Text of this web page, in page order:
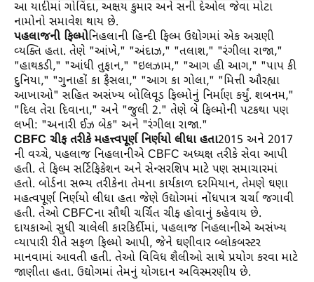
આ યાદીમાં ગોવિંદા, અક્ષય કુમાર અને સની દેઓલ જેવા મોટા
નામોનો સમાવેશ થાય છે.
પહલાજની ફિલ્મોનિહલાની હિન્દી ફિલ્મ ઉદ્યોગમાં એક અગ્રણી
વ્યક્તિ હતા. તેણે "આંખે," "અંદાઝ," "તલાશ," "રંગીલા રાજા,"
"હાથકડી," "આંધી તુફાન," "ઇલઝામ," "આગ હી આગ," "પાપ કી
દુનિયા," "ગુનાહોં કા ફૈસલા," "આગ કા ગોલા," "મિત્તી ઔરહ્યા
આખાઓ" સહિત અસંખ્ય બોલિવૂડ ફિલ્મોનું નિર્માણ કર્યું. શબનમ,"
"દિલ તેરા દિવાના," અને "જુલી 2." તેણે બે ફિલ્મોની પટકથા પણ
લખી: "અનારી ઈઝ બેક" અને "રંગીલા રાજા."
CBFC ચીફ તરીકે મહત્ત્વપૂર્ણ નિર્ણયો લીધા હતા2015 અને 2017
ની વચ્ચે, પહલાજ નિહલાનીએ CBFC અધ્યક્ષ તરીકે સેવા આપી
હતી. તે ફિલ્મ સર્ટિફિકેશન અને સેન્સરશિપ માટે પણ સમાચારમાં
હતો. બોર્ડના સભ્ય તરીકેના તેમના કાર્યકાળ દરમિયાન, તેમણે ઘણા
મહત્વપૂર્ણ નિર્ણયો લીધા હતા જેણે ઉદ્યોગમાં નોંધપાત્ર ચર્ચા જગાવી
હતી. તેઓ CBFCના સૌથી ચર્ચિત ચીફ હોવાનું કહેવાય છે.
દાયકાઓ સુધી ચાલેલી કારકિર્દીમાં, પહલાજ નિહલાનીએ અસંખ્ય
વ્યાપારી રીતે સફળ ફિલ્મો આપી, જેને ઘણીવાર બ્લોકબસ્ટર
માનવામાં આવતી હતી. તેઓ વિવિધ શૈલીઓ સાથે પ્રયોગ કરવા માટે
જાણીતા હતા. ઉદ્યોગમાં તેમનું યોગદાન અવિસ્મરણીય છે.